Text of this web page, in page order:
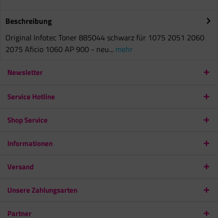
Beschreibung
Original Infotec Toner 885044 schwarz für 1075 2051 2060
2075 Aficio 1060 AP 900 - neu... mehr
Newsletter
Service Hotline
Shop Service
Informationen
Versand
Unsere Zahlungsarten
Partner